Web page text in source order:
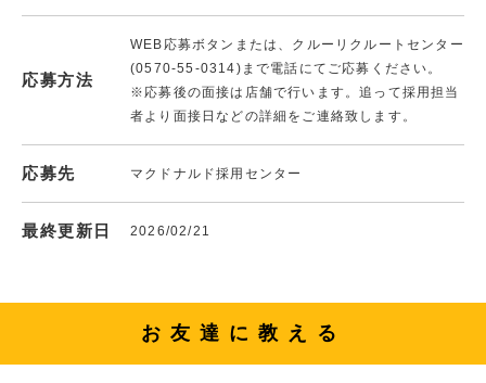
応募方法
WEB応募ボタンまたは、クルーリクルートセンター
(0570-55-0314)まで電話にてご応募ください。
※応募後の面接は店舗で行います。追って採用担当
者より面接日などの詳細をご連絡致します。
応募先 マクドナルド採用センター
最終更新日 2026/02/21
お友達に教える